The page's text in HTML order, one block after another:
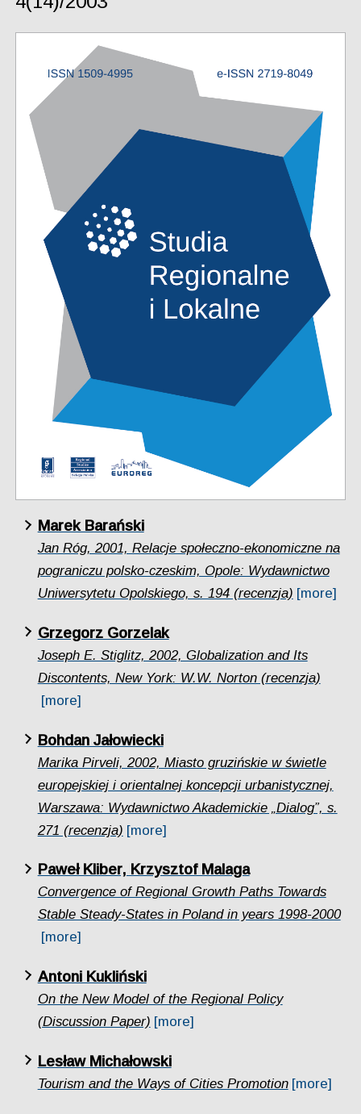
Marek Barański
Jan Róg, 2001, Relacje społeczno-ekonomiczne na
pograniczu polsko-czeskim, Opole: Wydawnictwo
Uniwersytetu Opolskiego, s. 194 (recenzja) [more]
Grzegorz Gorzelak
Joseph E. Stiglitz, 2002, Globalization and Its
Discontents, New York: W.W. Norton (recenzja)
[more]
Bohdan Jałowiecki
Marika Pirveli, 2002, Miasto gruzińskie w świetle
europejskiej i orientalnej koncepcji urbanistycznej,
Warszawa: Wydawnictwo Akademickie „Dialog”, s.
271 (recenzja) [more]
Paweł Kliber, Krzysztof Malaga
Convergence of Regional Growth Paths Towards
Stable Steady-States in Poland in years 1998-2000
[more]
Antoni Kukliński
On the New Model of the Regional Policy
(Discussion Paper) [more]
Lesław Michałowski
Tourism and the Ways of Cities Promotion [more]